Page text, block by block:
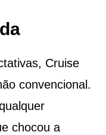
Cruise
convencional.
chocou a